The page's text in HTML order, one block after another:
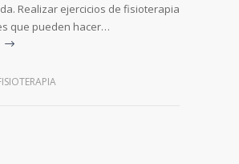
Realizar ejercicios de fisioterapia
que pueden hacer…